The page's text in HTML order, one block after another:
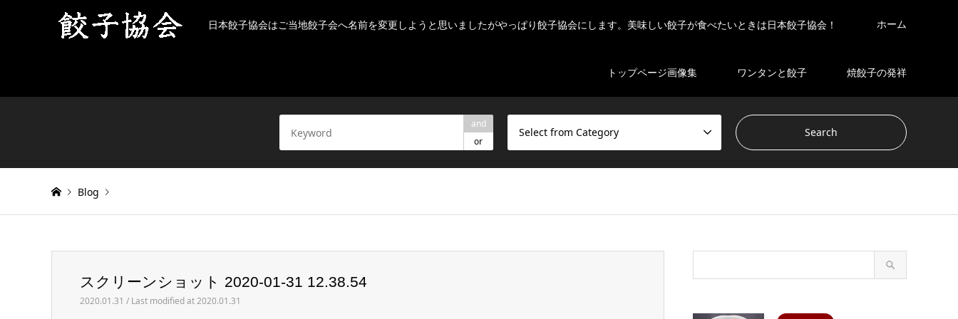
日本餃子協会はご当地餃子会へ名前を変更しようと思いましたがやっぱり餃子協会にします。美味しい餃子が食べたいときは日本餃子協会！ ホーム
トップページ画像集 ワンタンと餃子 焼餃子の発祥
and
or
Select from Category
Blog
スクリーンショット 2020-01-31 12.38.54
スクリーンショット 2020-01-31 12.38.54
2020.01.31 / Last modified at 2020.01.31